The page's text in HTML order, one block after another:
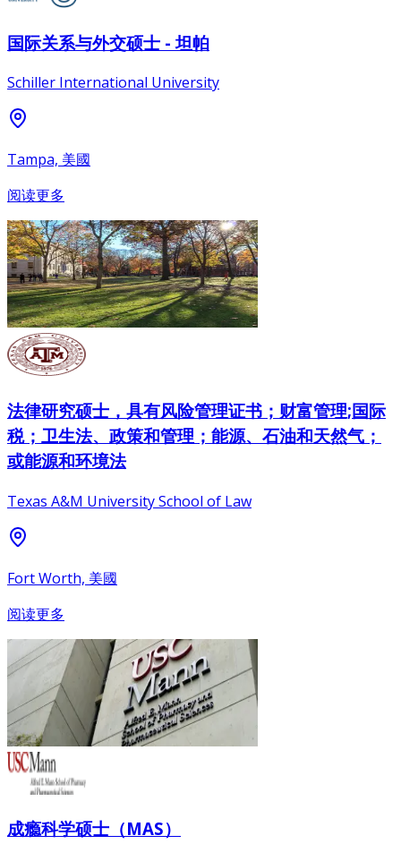
国际关系与外交硕士 - 坦帕
Schiller International University
Tampa, 美國
阅读更多
法律研究硕士，具有风险管理证书；财富管理;国际
税；卫生法、政策和管理；能源、石油和天然气；
或能源和环境法
Texas A&M University School of Law
Fort Worth, 美國
阅读更多
成瘾科学硕士（MAS）